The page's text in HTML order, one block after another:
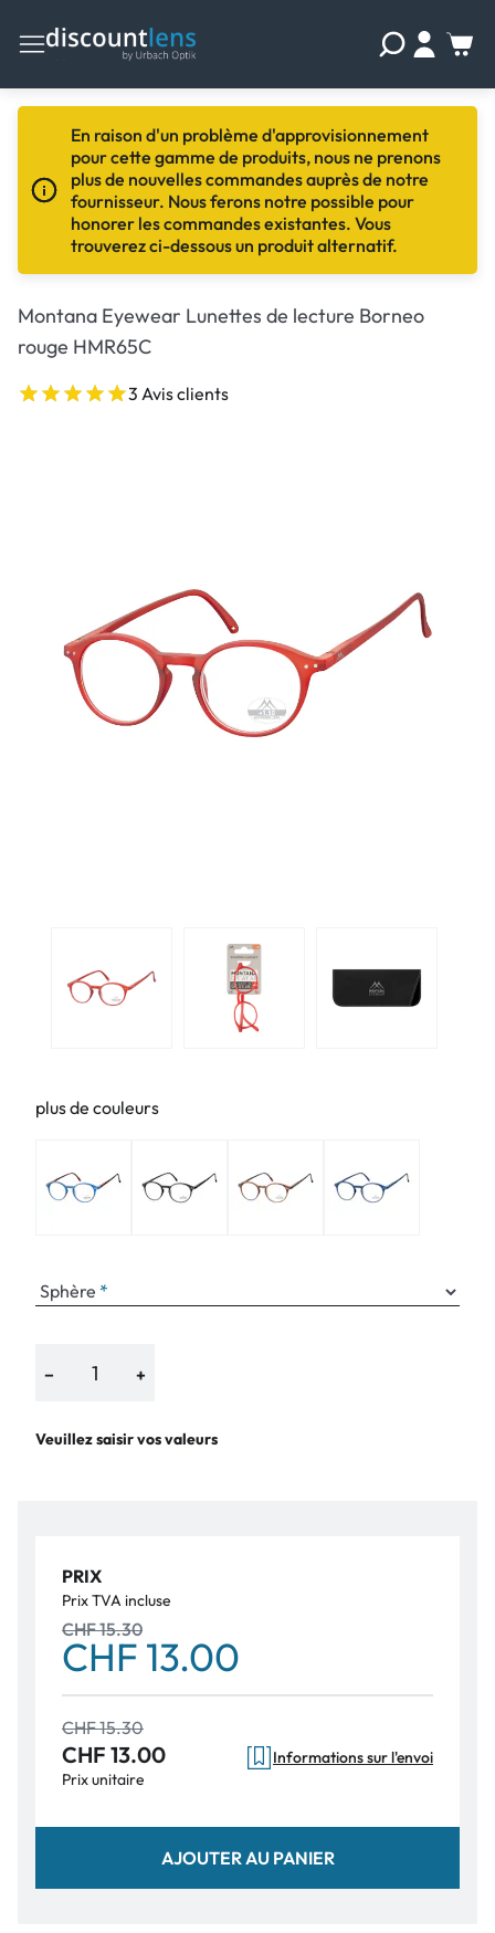
En raison d'un problème d'approvisionnement
pour cette gamme de produits, nous ne prenons
plus de nouvelles commandes auprès de notre
fournisseur. Nous ferons notre possible pour
honorer les commandes existantes. Vous
trouverez ci-dessous un produit alternatif.
Montana Eyewear Lunettes de lecture Borneo
rouge HMR65C
3 Avis clients
plus de couleurs
Sphère
− +
Veuillez saisir vos valeurs
PRIX
Prix TVA incluse
CHF 15.30
CHF 13.00
CHF 15.30
CHF 13.00
Prix unitaire
Informations sur l'envoi
AJOUTER AU PANIER